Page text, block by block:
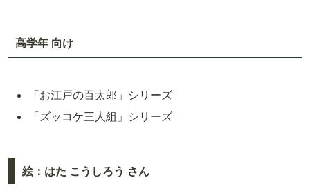
高学年 向け
「お江戸の百太郎」シリーズ
「ズッコケ三人組」シリーズ
絵：はた こうしろう さん